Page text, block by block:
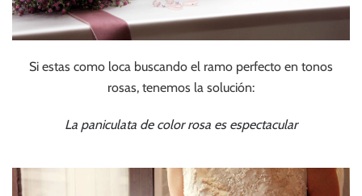
Si estas como loca buscando el ramo perfecto en tonos
rosas, tenemos la solución:
La paniculata de color rosa es espectacular